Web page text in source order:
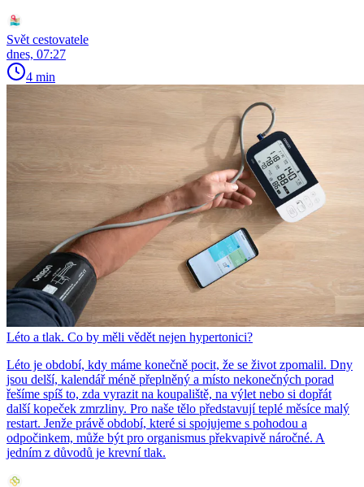
Svět cestovatele
dnes, 07:27
4 min
Léto a tlak. Co by měli vědět nejen hypertonici?
Léto je období, kdy máme konečně pocit, že se život zpomalil. Dny
jsou delší, kalendář méně přeplněný a místo nekonečných porad
řešíme spíš to, zda vyrazit na koupaliště, na výlet nebo si dopřát
další kopeček zmrzliny. Pro naše tělo představují teplé měsíce malý
restart. Jenže právě období, které si spojujeme s pohodou a
odpočinkem, může být pro organismus překvapivě náročné. A
jedním z důvodů je krevní tlak.